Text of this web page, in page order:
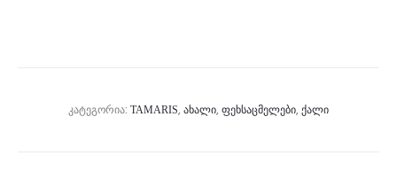
ᲙᲐᲢᲔᲒᲝᲠᲘᲐ: TAMARIS, ᲐᲮᲐᲚᲘ, ᲤᲔᲮᲡᲐᲪᲛᲔᲚᲔᲑᲘ, ᲥᲐᲚᲘ